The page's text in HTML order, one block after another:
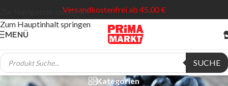
Zur Navigation springen
Zum Hauptinhalt springen
Versandkostenfrei ab 45,00 €
MENÜ
SUCHE
Zedernnussöl
Kategorien